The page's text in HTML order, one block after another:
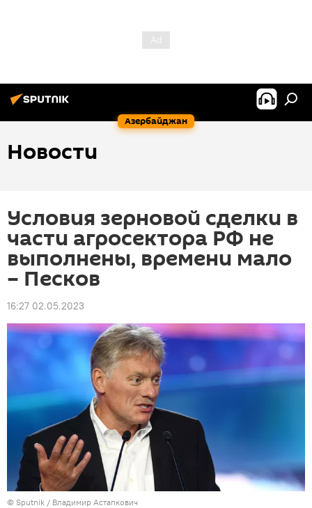
Азербайджан
Новости
Условия зерновой сделки в
части агросектора РФ не
выполнены, времени мало
– Песков
16:27 02.05.2023
© Sputnik / Владимир Астапкович